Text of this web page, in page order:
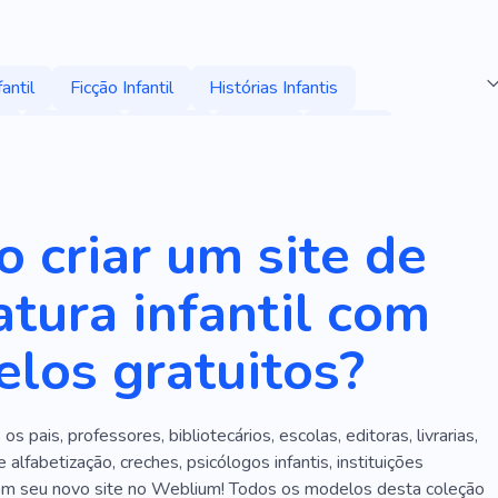
Ficção Infantil
Histórias Infantis
Criança
Pré-escola Livros
Contos De Fadas
Ajuda Memórias Infantil
Babá
Professor
Educação
Engraçado
Apoiando a Educação Escolar
Juventude
Bebê Babá Babá
Salão De Cabeleireiro Infantil
criar um site de
infantil com
gratuitos?
pais, professores, bibliotecários, escolas, editoras, livrarias,
alfabetização, creches, psicólogos infantis, instituições
seu novo site no Weblium! Todos os modelos desta coleção